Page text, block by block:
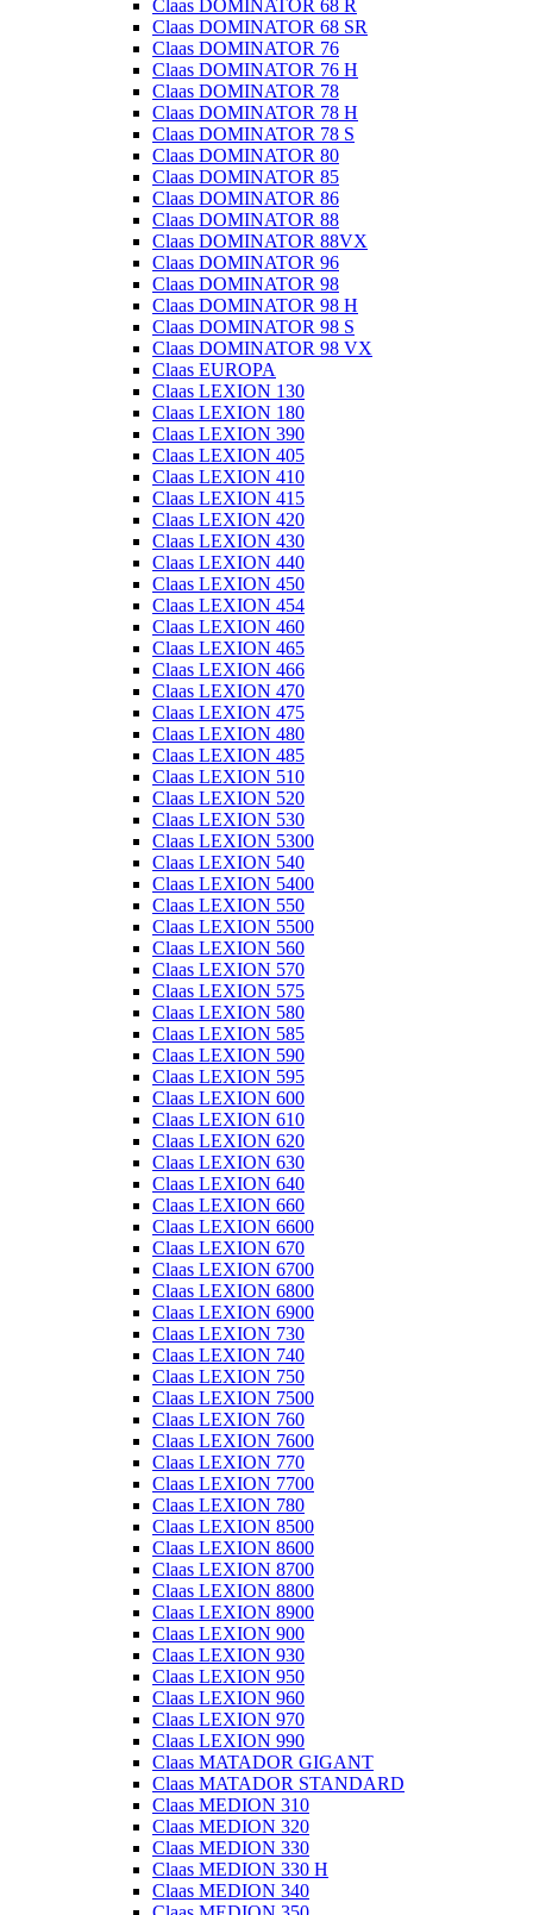
Claas DOMINATOR 68 R
Claas DOMINATOR 68 SR
Claas DOMINATOR 76
Claas DOMINATOR 76 H
Claas DOMINATOR 78
Claas DOMINATOR 78 H
Claas DOMINATOR 78 S
Claas DOMINATOR 80
Claas DOMINATOR 85
Claas DOMINATOR 86
Claas DOMINATOR 88
Claas DOMINATOR 88VX
Claas DOMINATOR 96
Claas DOMINATOR 98
Claas DOMINATOR 98 H
Claas DOMINATOR 98 S
Claas DOMINATOR 98 VX
Claas EUROPA
Claas LEXION 130
Claas LEXION 180
Claas LEXION 390
Claas LEXION 405
Claas LEXION 410
Claas LEXION 415
Claas LEXION 420
Claas LEXION 430
Claas LEXION 440
Claas LEXION 450
Claas LEXION 454
Claas LEXION 460
Claas LEXION 465
Claas LEXION 466
Claas LEXION 470
Claas LEXION 475
Claas LEXION 480
Claas LEXION 485
Claas LEXION 510
Claas LEXION 520
Claas LEXION 530
Claas LEXION 5300
Claas LEXION 540
Claas LEXION 5400
Claas LEXION 550
Claas LEXION 5500
Claas LEXION 560
Claas LEXION 570
Claas LEXION 575
Claas LEXION 580
Claas LEXION 585
Claas LEXION 590
Claas LEXION 595
Claas LEXION 600
Claas LEXION 610
Claas LEXION 620
Claas LEXION 630
Claas LEXION 640
Claas LEXION 660
Claas LEXION 6600
Claas LEXION 670
Claas LEXION 6700
Claas LEXION 6800
Claas LEXION 6900
Claas LEXION 730
Claas LEXION 740
Claas LEXION 750
Claas LEXION 7500
Claas LEXION 760
Claas LEXION 7600
Claas LEXION 770
Claas LEXION 7700
Claas LEXION 780
Claas LEXION 8500
Claas LEXION 8600
Claas LEXION 8700
Claas LEXION 8800
Claas LEXION 8900
Claas LEXION 900
Claas LEXION 930
Claas LEXION 950
Claas LEXION 960
Claas LEXION 970
Claas LEXION 990
Claas MATADOR GIGANT
Claas MATADOR STANDARD
Claas MEDION 310
Claas MEDION 320
Claas MEDION 330
Claas MEDION 330 H
Claas MEDION 340